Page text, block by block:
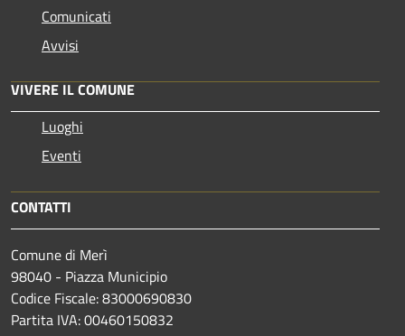
Comunicati
Avvisi
VIVERE IL COMUNE
Luoghi
Eventi
CONTATTI
Comune di Merì
98040 - Piazza Municipio
Codice Fiscale: 83000690830
Partita IVA: 00460150832